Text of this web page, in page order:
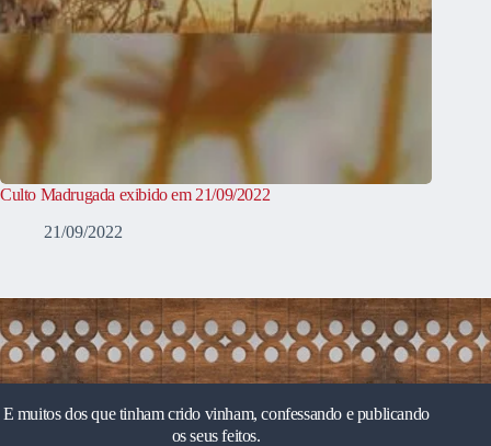
Culto Madrugada exibido em 21/09/2022
21/09/2022
E muitos dos que tinham crido vinham, confessando e publicando
os seus feitos.